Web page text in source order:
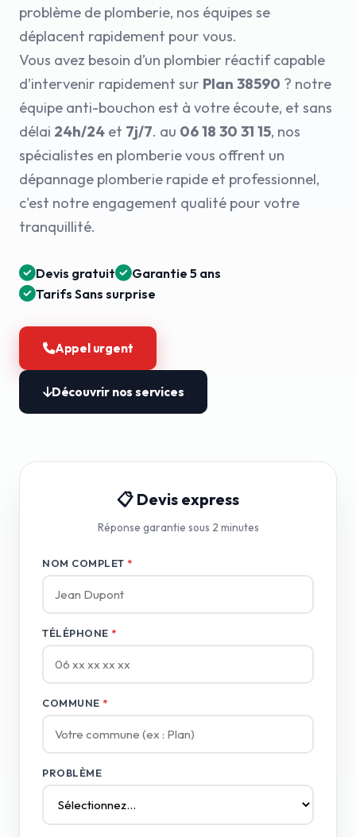
problème de plomberie, nos équipes se
déplacent rapidement pour vous.
Vous avez besoin d’un plombier réactif capable
d’intervenir rapidement sur Plan 38590 ? notre
équipe anti-bouchon est à votre écoute, et sans
délai 24h/24 et 7j/7. au 06 18 30 31 15, nos
spécialistes en plomberie vous offrent un
dépannage plomberie rapide et professionnel,
c'est notre engagement qualité pour votre
tranquillité.
Devis gratuit
Garantie 5 ans
Tarifs Sans surprise
Appel urgent
Découvrir nos services
📋 Devis express
Réponse garantie sous 2 minutes
NOM COMPLET *
TÉLÉPHONE *
COMMUNE *
PROBLÈME